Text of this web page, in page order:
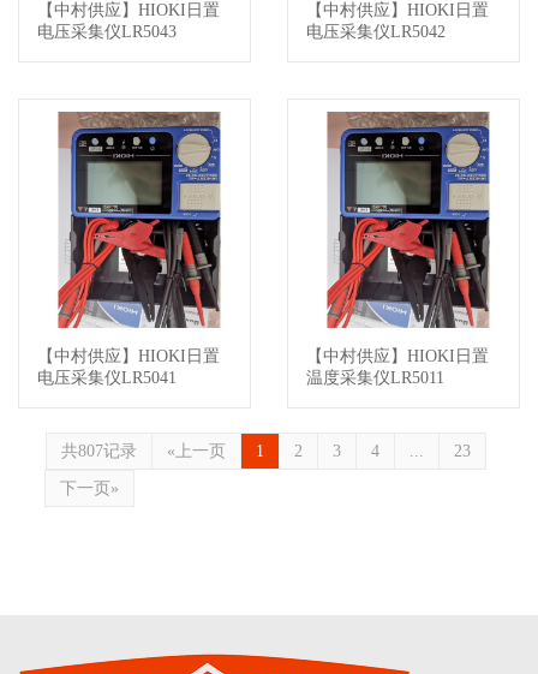
查看详情
【中村供应】HIOKI日置
电压采集仪LR5043
查看详情
【中村供应】HIOKI日置
电压采集仪LR5042
查看详情
【中村供应】HIOKI日置
电压采集仪LR5041
查看详情
【中村供应】HIOKI日置
温度采集仪LR5011
共807记录 «上一页 1 2 3 4 ... 23
下一页»